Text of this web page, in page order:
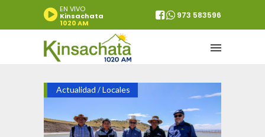
EN VIVO
Kinsachata
1020 AM
973 583596
Actualidad /Locales